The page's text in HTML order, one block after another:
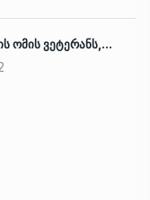
ომის ვეტერანს,…